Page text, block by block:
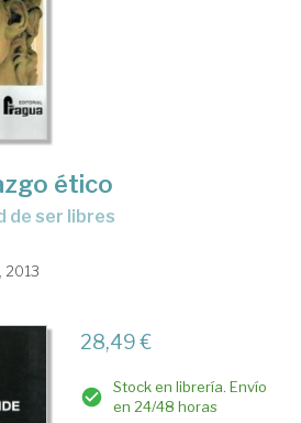
ético
de ser libres
2013
28,49 €
Stock en librería. Envío
en 24/48 horas